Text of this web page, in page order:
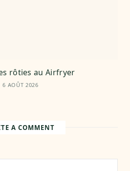
rôties au Airfryer
6 AOÛT 2026
A COMMENT